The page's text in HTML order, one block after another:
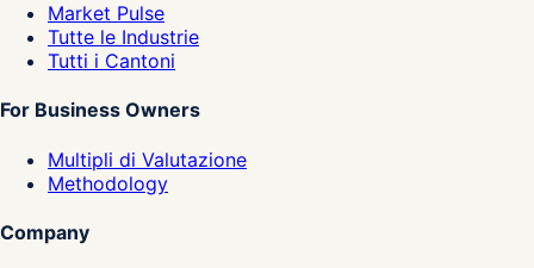
Market Pulse
Tutte le Industrie
Tutti i Cantoni
For Business Owners
Multipli di Valutazione
Methodology
Company